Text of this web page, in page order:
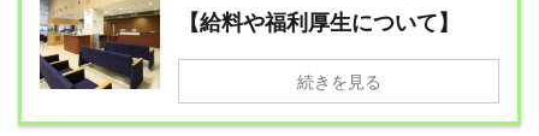
【給料や福利厚生について】
続きを見る